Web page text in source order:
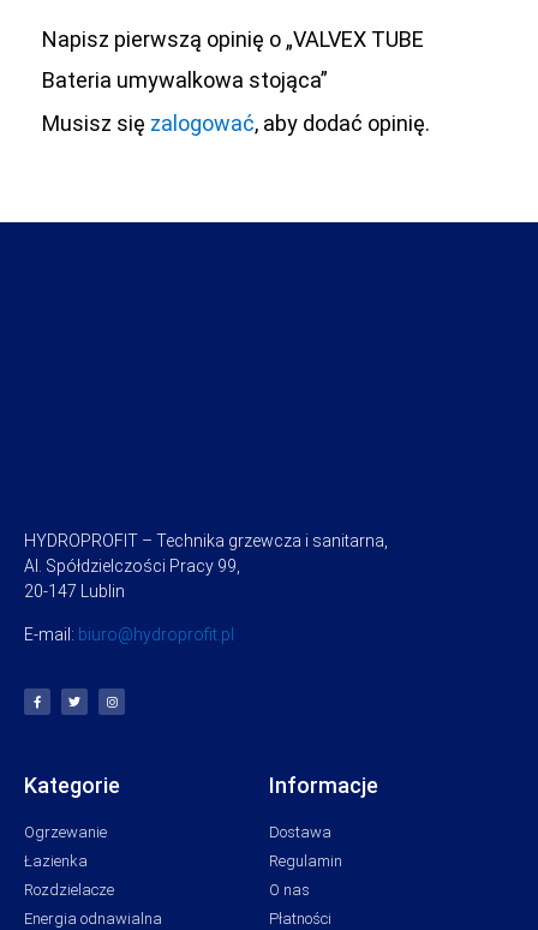
Napisz pierwszą opinię o „VALVEX TUBE
Bateria umywalkowa stojąca”
Musisz się zalogować, aby dodać opinię.
HYDROPROFIT – Technika grzewcza i sanitarna,
Al. Spółdzielczości Pracy 99,
20-147 Lublin
E-mail: biuro@hydroprofit.pl
Kategorie
Ogrzewanie
Łazienka
Rozdzielacze
Energia odnawialna
Informacje
Dostawa
Regulamin
O nas
Płatności